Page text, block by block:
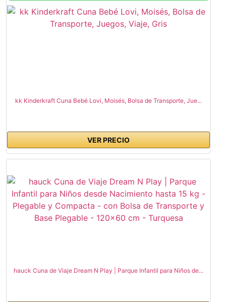
kk Kinderkraft Cuna Bebé Lovi, Moisés, Bolsa de Transporte, Jue...
VER PRECIO
hauck Cuna de Viaje Dream N Play | Parque Infantil para Niños de...